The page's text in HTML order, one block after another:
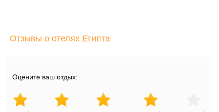
Отзывы о отелях Египта
Оцените ваш отдых: